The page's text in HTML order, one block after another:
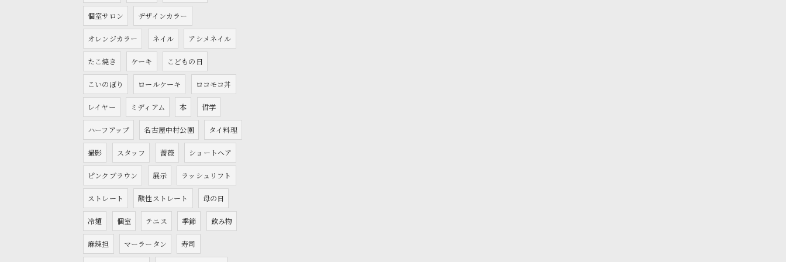
個室サロン デザインカラー
オレンジカラー ネイル アシメネイル
たこ焼き ケーキ こどもの日
こいのぼり ロールケーキ ロコモコ丼
レイヤー ミディアム 本 哲学
ハーフアップ 名古屋中村公園 タイ料理
撮影 スタッフ 薔薇 ショートヘア
ピンクブラウン 展示 ラッシュリフト
ストレート 酸性ストレート 母の日
冷麺 個室 テニス 季節 飲み物
麻辣担 マーラータン 寿司